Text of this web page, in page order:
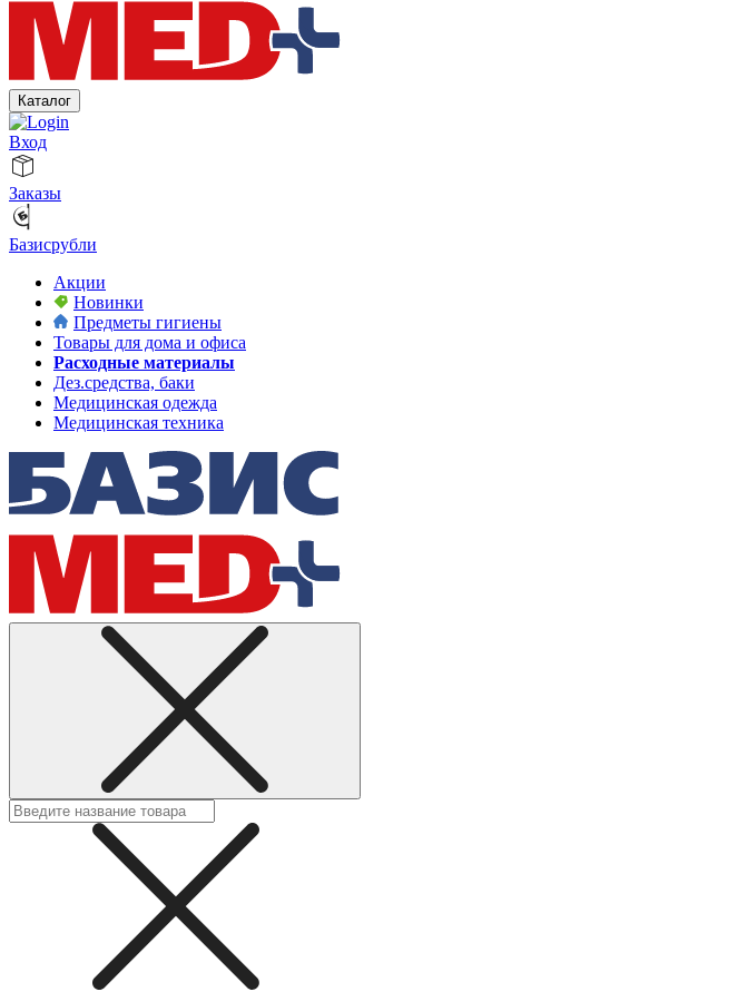
Каталог
Вход
Заказы
Базисрубли
Акции
Новинки
Предметы гигиены
Товары для дома и офиса
Расходные материалы
Дез.средства, баки
Медицинская одежда
Медицинская техника